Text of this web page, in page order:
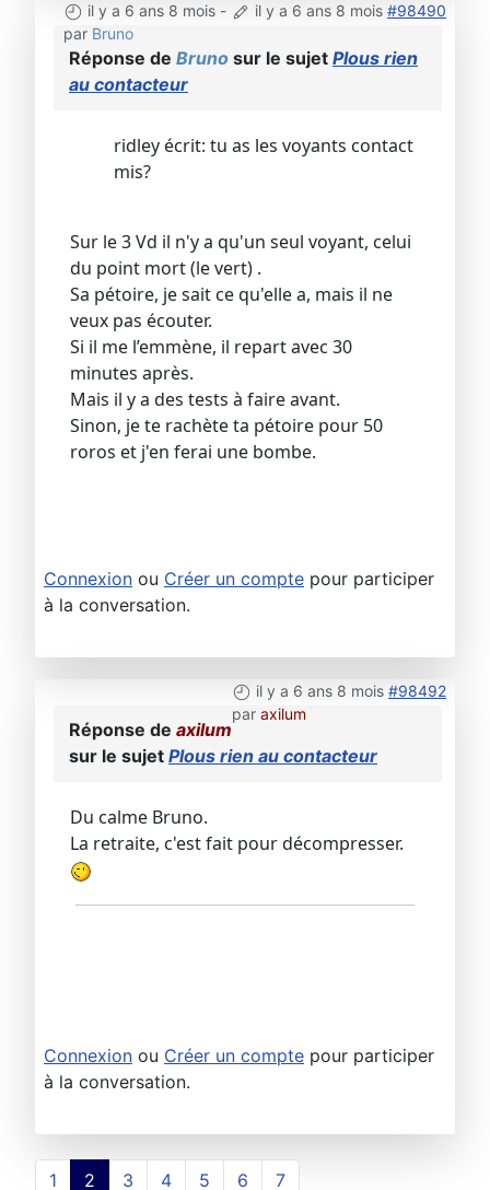
il y a 6 ans 8 mois - il y a 6 ans 8 mois #98490
par Bruno
Réponse de Bruno sur le sujet Plous rien
au contacteur
ridley écrit: tu as les voyants contact
mis?
Sur le 3 Vd il n'y a qu'un seul voyant, celui
du point mort (le vert) .
Sa pétoire, je sait ce qu'elle a, mais il ne
veux pas écouter.
Si il me l’emmène, il repart avec 30
minutes après.
Mais il y a des tests à faire avant.
Sinon, je te rachète ta pétoire pour 50
roros et j'en ferai une bombe.
Connexion ou Créer un compte pour participer
à la conversation.
il y a 6 ans 8 mois #98492
par axilum
Réponse de axilum
sur le sujet Plous rien au contacteur
Du calme Bruno.
La retraite, c'est fait pour décompresser.
Connexion ou Créer un compte pour participer
à la conversation.
1 2 3 4 5 6 7